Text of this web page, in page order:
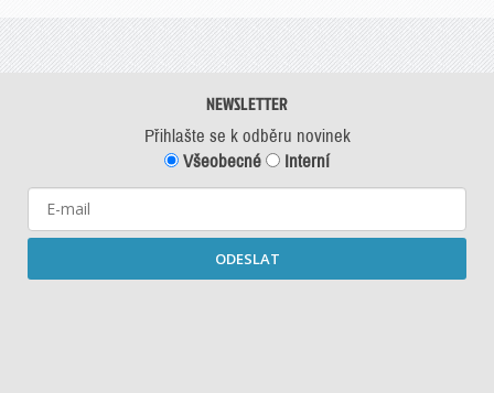
NEWSLETTER
Přihlašte se k odběru novinek
Všeobecné
Interní
ODESLAT